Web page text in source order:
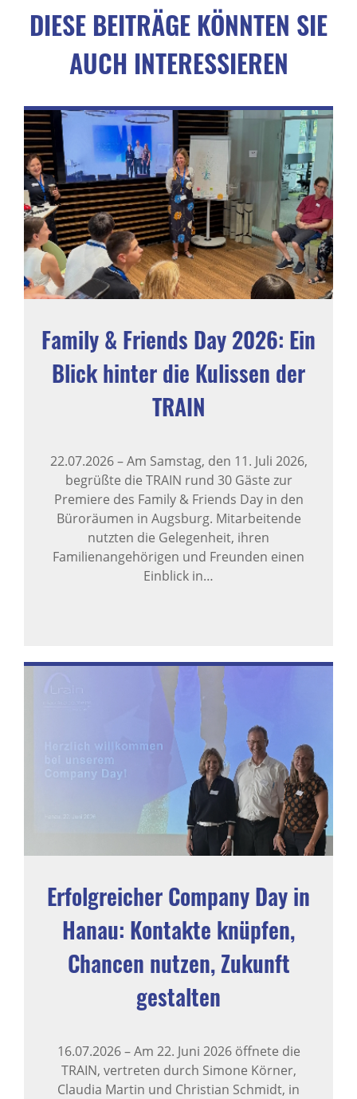
DIESE BEITRÄGE KÖNNTEN SIE
AUCH INTERESSIEREN
Family & Friends Day 2026: Ein
Blick hinter die Kulissen der
TRAIN
22.07.2026–Am Samstag, den 11. Juli 2026,
begrüßte die TRAIN rund 30 Gäste zur
Premiere des Family & Friends Day in den
Büroräumen in Augsburg. Mitarbeitende
nutzten die Gelegenheit, ihren
Familienangehörigen und Freunden einen
Einblick in…
Erfolgreicher Company Day in
Hanau: Kontakte knüpfen,
Chancen nutzen, Zukunft
gestalten
16.07.2026–Am 22. Juni 2026 öffnete die
TRAIN, vertreten durch Simone Körner,
Claudia Martin und Christian Schmidt, in